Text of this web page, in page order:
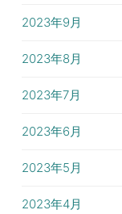
2023年9月
2023年8月
2023年7月
2023年6月
2023年5月
2023年4月